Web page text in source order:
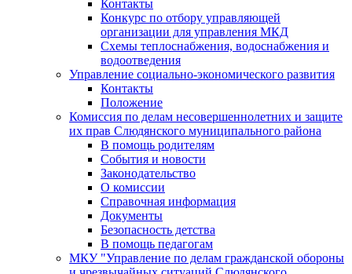
Контакты
Конкурс по отбору управляющей
организации для управления МКД
Схемы теплоснабжения, водоснабжения и
водоотведения
Управление социально-экономического развития
Контакты
Положение
Комиссия по делам несовершеннолетних и защите
их прав Слюдянского муниципального района
В помощь родителям
События и новости
Законодательство
О комиссии
Справочная информация
Документы
Безопасность детства
В помощь педагогам
МКУ "Управление по делам гражданской обороны